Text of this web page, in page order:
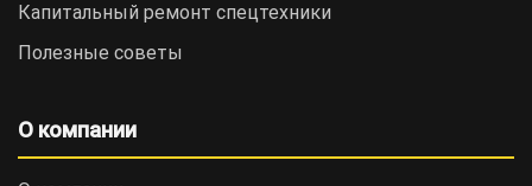
Капитальный ремонт спецтехники
Полезные советы
О компании